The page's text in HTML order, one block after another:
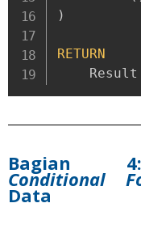
)
RETURN
    Result
Bagian 4:
Conditional
Data